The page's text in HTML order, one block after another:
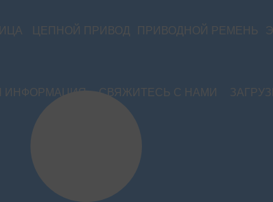
ЦЕПНОЙ ПРИВОД ПРИВОДНОЙ РЕМЕНЬ
ИНФОРМАЦИЯ СВЯЖИТЕСЬ С НАМИ